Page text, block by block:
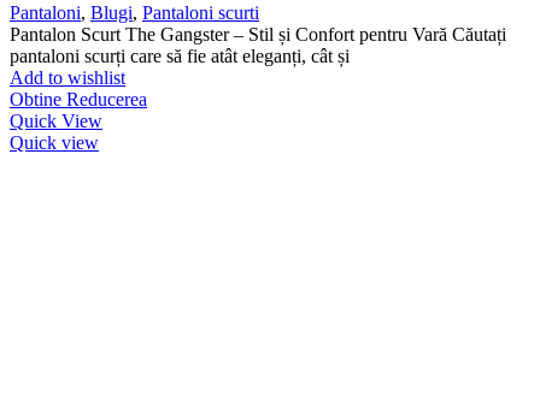
Pantaloni, Blugi, Pantaloni scurti
Pantalon Scurt The Gangster – Stil și Confort pentru Vară Căutați
pantaloni scurți care să fie atât eleganți, cât și
Add to wishlist
Obtine Reducerea
Quick View
Quick view